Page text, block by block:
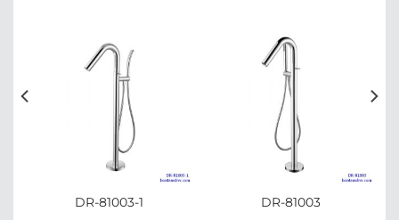
DR-81003-1 DR-81003